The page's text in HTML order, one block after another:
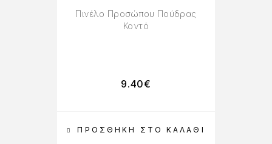
ΠΡΟΣΘΉΚΗ ΣΤΟ ΚΑΛΆΘΙ
Πινέλο Προσώπου Πούδρας
Κοντό
9.40€